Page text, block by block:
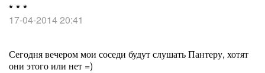
* * *
17-04-2014 20:41
Сегодня вечером мои соседи будут слушать Пантеру, хотят
они этого или нет =)